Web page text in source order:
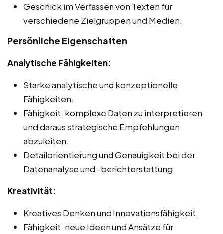
Geschick im Verfassen von Texten für
verschiedene Zielgruppen und Medien.
Persönliche Eigenschaften
Analytische Fähigkeiten:
Starke analytische und konzeptionelle
Fähigkeiten.
Fähigkeit, komplexe Daten zu interpretieren
und daraus strategische Empfehlungen
abzuleiten.
Detailorientierung und Genauigkeit bei der
Datenanalyse und -berichterstattung.
Kreativität:
Kreatives Denken und Innovationsfähigkeit.
Fähigkeit, neue Ideen und Ansätze für